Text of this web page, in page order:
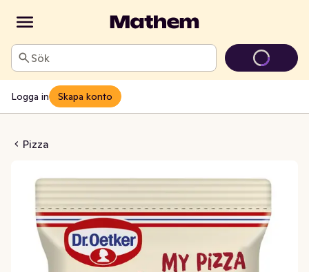
Sök
Logga in Skapa konto
Pizza
& Cheese Fryst